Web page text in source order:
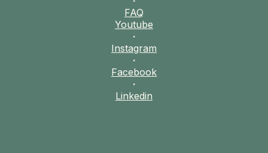
FAQ
Youtube
·
Instagram
·
Facebook
·
Linkedin